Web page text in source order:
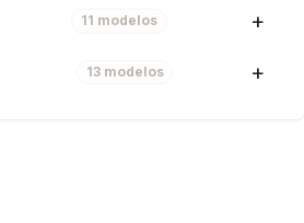
11 modelos
13 modelos